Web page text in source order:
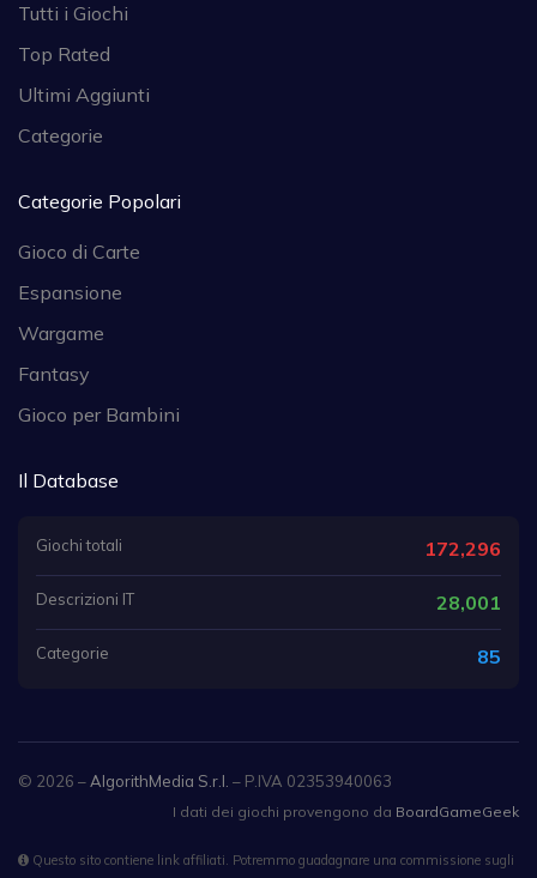
Tutti i Giochi
Top Rated
Ultimi Aggiunti
Categorie
Categorie Popolari
Gioco di Carte
Espansione
Wargame
Fantasy
Gioco per Bambini
Il Database
Giochi totali 172,296
Descrizioni IT 28,001
Categorie 85
© 2026 – AlgorithMedia S.r.l. – P.IVA 02353940063
I dati dei giochi provengono da BoardGameGeek
Questo sito contiene link affiliati. Potremmo guadagnare una commissione sugli